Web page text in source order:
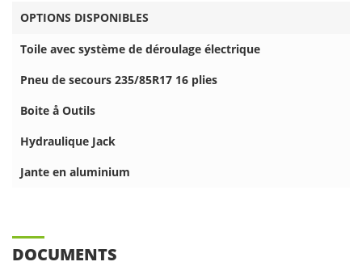
OPTIONS DISPONIBLES
Toile avec système de déroulage électrique
Pneu de secours 235/85R17 16 plies
Boite å Outils
Hydraulique Jack
Jante en aluminium
DOCUMENTS